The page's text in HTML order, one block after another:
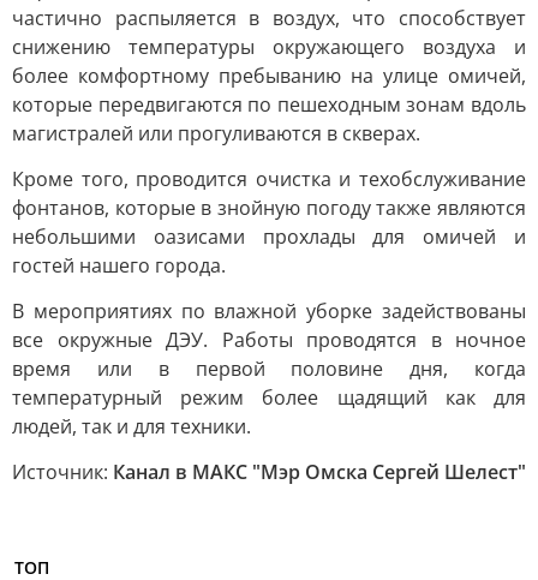
частично распыляется в воздух, что способствует
снижению температуры окружающего воздуха и
более комфортному пребыванию на улице омичей,
которые передвигаются по пешеходным зонам вдоль
магистралей или прогуливаются в скверах.
Кроме того, проводится очистка и техобслуживание
фонтанов, которые в знойную погоду также являются
небольшими оазисами прохлады для омичей и
гостей нашего города.
В мероприятиях по влажной уборке задействованы
все окружные ДЭУ. Работы проводятся в ночное
время или в первой половине дня, когда
температурный режим более щадящий как для
людей, так и для техники.
Источник: Канал в МАКС "Мэр Омска Сергей Шелест"
ТОП